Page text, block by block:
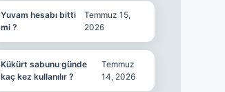
Yuvam hesabı bitti
mi ?
Temmuz 15,
2026
Kükürt sabunu günde
kaç kez kullanılır ?
Temmuz
14, 2026